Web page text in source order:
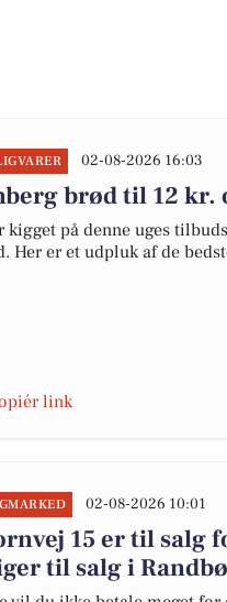
02-08-2026 16:03
brød til 12 kr.
kigget på denne uges
Her er et udpluk af de
link
02-08-2026 10:01
15 er til salg
til salg i